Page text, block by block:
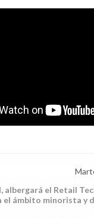
albergará el Retail
el ámbito minorista y